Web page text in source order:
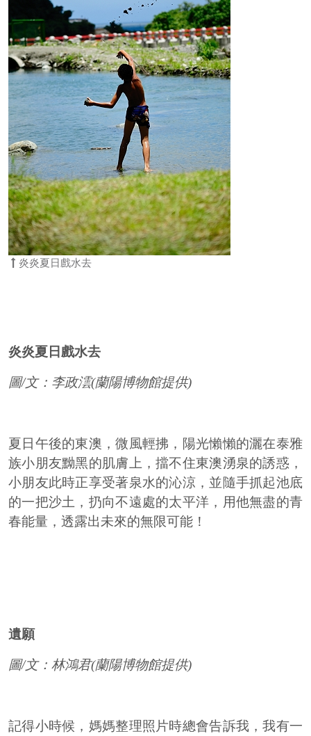
炎炎夏日戲水去
炎炎夏日戲水去
圖/文：李政澐(蘭陽博物館提供)
夏日午後的東澳，微風輕拂，陽光懶懶的灑在泰雅
族小朋友黝黑的肌膚上，擋不住東澳湧泉的誘惑，
小朋友此時正享受著泉水的沁涼，並隨手抓起池底
的一把沙土，扔向不遠處的太平洋，用他無盡的青
春能量，透露出未來的無限可能！
遺願
圖/文：林鴻君(蘭陽博物館提供)
記得小時候，媽媽整理照片時總會告訴我，我有一